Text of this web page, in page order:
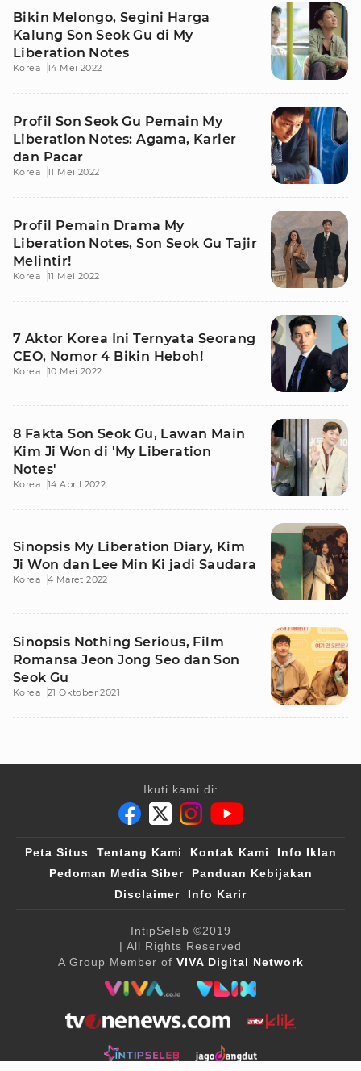
Bikin Melongo, Segini Harga
Kalung Son Seok Gu di My
Liberation Notes
Korea 14 Mei 2022
Profil Son Seok Gu Pemain My
Liberation Notes: Agama, Karier
dan Pacar
Korea 11 Mei 2022
Profil Pemain Drama My
Liberation Notes, Son Seok Gu Tajir
Melintir!
Korea 11 Mei 2022
7 Aktor Korea Ini Ternyata Seorang
CEO, Nomor 4 Bikin Heboh!
Korea 10 Mei 2022
8 Fakta Son Seok Gu, Lawan Main
Kim Ji Won di 'My Liberation
Notes'
Korea 14 April 2022
Sinopsis My Liberation Diary, Kim
Ji Won dan Lee Min Ki jadi Saudara
Korea 4 Maret 2022
Sinopsis Nothing Serious, Film
Romansa Jeon Jong Seo dan Son
Seok Gu
Korea 21 Oktober 2021
Ikuti kami di:
Peta Situs Tentang Kami Kontak Kami
Info Iklan
Pedoman Media Siber
Panduan Kebijakan
Disclaimer
Info Karir
IntipSeleb ©2019
| All Rights Reserved
A Group Member of VIVA Digital Network